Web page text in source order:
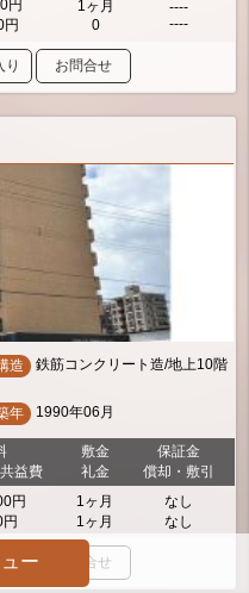
円
円
1ヶ月
0
----
----
り お問合せ
造 鉄筋コンクリート造/地上10階
年 1990年06月
益費
敷金
礼金
保証金
償却・敷引
円
1ヶ月
1ヶ月
なし
なし
お問合せ
ー